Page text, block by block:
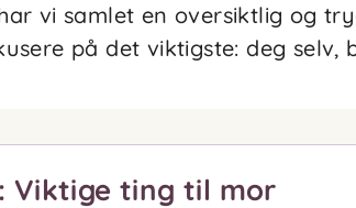
vi samlet en oversiktlig og
på det viktigste: deg
Viktige ting til mor